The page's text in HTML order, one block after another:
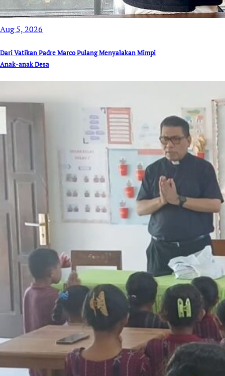
Aug 5, 2026
Dari Vatikan Padre Marco Pulang Menyalakan Mimpi
Anak-anak Desa